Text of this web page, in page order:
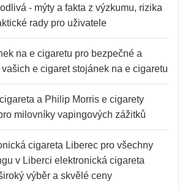
- mýty a fakta z výzkumu, rizika
rady pro uživatele
na e cigaretu pro bezpečné a
e cigaret stojánek na e cigaretu
a Philip Morris e cigarety
milovníky vapingových zážitků
cigareta Liberec pro všechny
v Liberci elektronická cigareta
výběr a skvělé ceny